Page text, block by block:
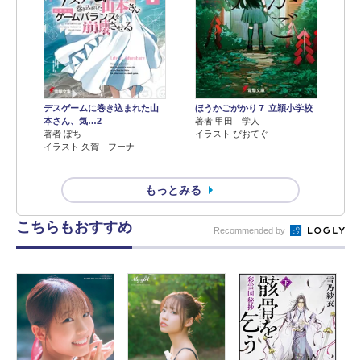
デスゲームに巻き込まれた山
本さん、気…2
著者 ぽち
イラスト 久賀 フーナ
ほうかごがかり７ 立穎小学校
著者 甲田 学人
イラスト ぴおてぐ
もっとみる
こちらもおすすめ Recommended by